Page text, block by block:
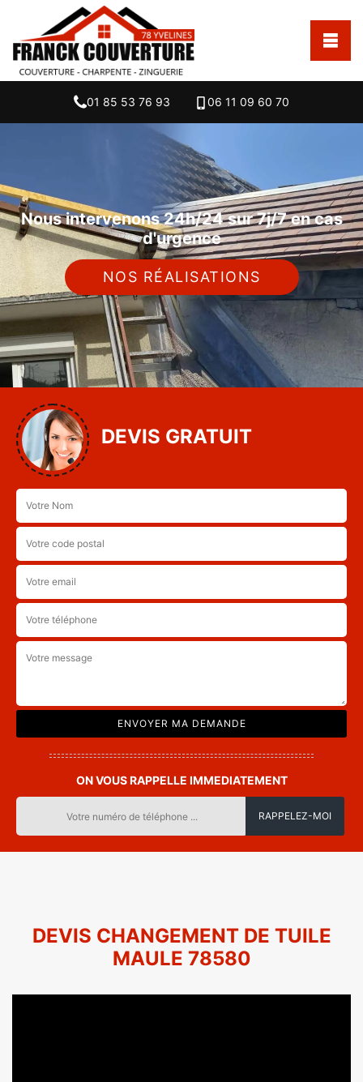
01 85 53 76 93 06 11 09 60 70
Nous intervenons 24h/24 sur 7j/7 en cas
d'urgence
NOS RÉALISATIONS
DEVIS GRATUIT
ON VOUS RAPPELLE IMMEDIATEMENT
DEVIS CHANGEMENT DE TUILE
MAULE 78580